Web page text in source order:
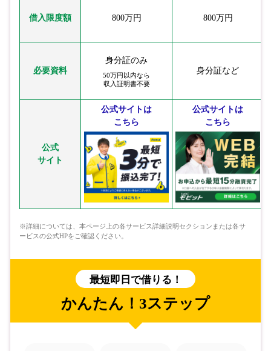
借入限度額 800万円 800万円
必要資料
身分証のみ
50万円以内なら
収入証明書不要
身分証など
公式
サイト
公式サイトは
こちら
公式サイトは
こちら
※詳細については、本ページ上の各サービス詳細説明セクションまたは各サ
ービスの公式HPをご確認ください。
最短即日で借りる！
かんたん！3ステップ